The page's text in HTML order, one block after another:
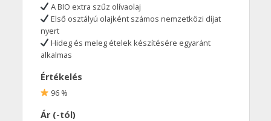
A BIO extra szűz olívaolaj
Első osztályú olajként számos nemzetközi díjat
nyert
Hideg és meleg ételek készítésére egyaránt
alkalmas
Értékelés
96 %
Ár (-tól)